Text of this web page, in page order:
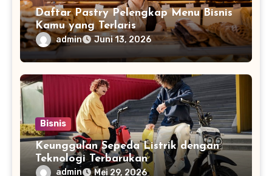
Daftar Pastry Pelengkap Menu Bisnis
Kamu yang Terlaris
admin Juni 13, 2026
Bisnis
Keunggulan Sepeda Listrik dengan
Teknologi Terbarukan
admin Mei 29, 2026